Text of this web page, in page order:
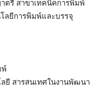
ตรี สาขาเทคนิคการพิมพ์
ลยีการพิมพ์และบรรจุ
พ์
ยี สารสนเทศในงานพัฒนา